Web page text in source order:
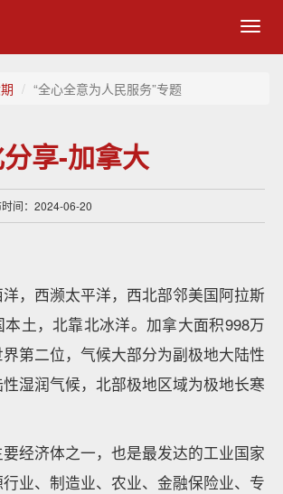
“全心全意为人民服务”专题
享-加拿大
间：2024-06-20
，西濒太平洋，西北部邻美国阿拉斯
土，北靠北冰洋。加拿大面积998万
第二位，气候大部分为副极地大陆性
湿润气候，北部极地区域为极地长寒
经济体之一，也是最发达的工业国家
业、制造业、农业、金融保险业、专